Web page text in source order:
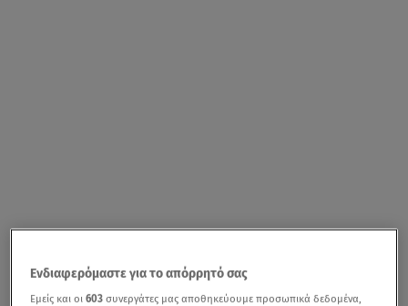
Ενδιαφερόμαστε για το απόρρητό σας
Εμείς και οι603 συνεργάτες μας αποθηκεύουμε προσωπικά δεδομένα,